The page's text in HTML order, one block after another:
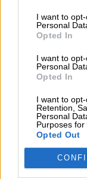
I want to
Personal
Opted In
I want to
Personal
Opted In
I want to
Retention,
Personal
Purposes for
Opted Out